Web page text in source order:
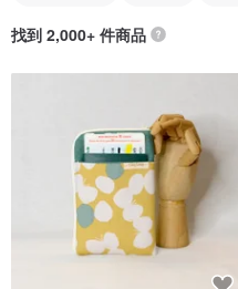
找到 2,000+ 件商品